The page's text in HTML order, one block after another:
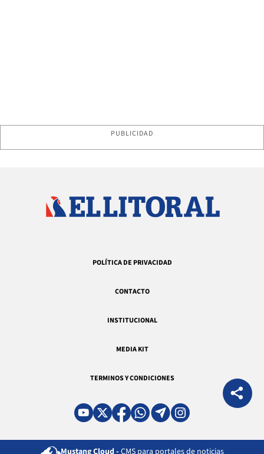
PUBLICIDAD
POLÍTICA DE PRIVACIDAD
CONTACTO
INSTITUCIONAL
MEDIA KIT
TERMINOS Y CONDICIONES